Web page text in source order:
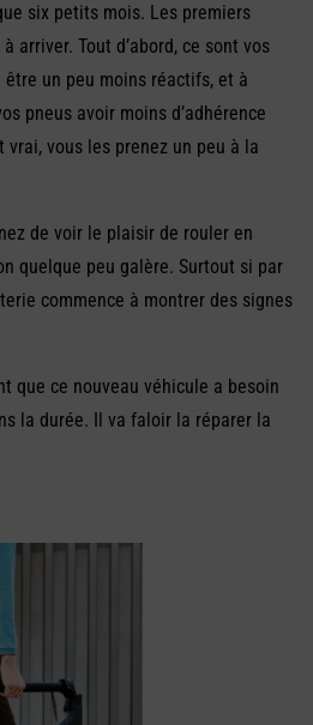
six petits mois. Les premiers
arriver. Tout d’abord, ce sont vos
un peu moins réactifs, et à
pneus avoir moins d’adhérence
vrai, vous les prenez un peu à la
de voir le plaisir de rouler en
quelque peu galère. Surtout si par
commence à montrer des signes
que ce nouveau véhicule a besoin
la durée. Il va faloir la réparer la